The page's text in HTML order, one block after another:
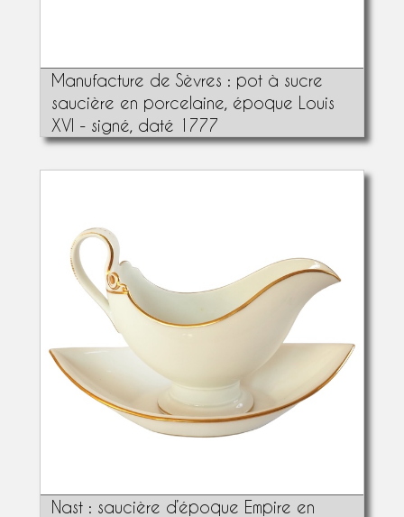
Manufacture de Sèvres : pot à sucre
saucière en porcelaine, époque Louis
XVI - signé, daté 1777
Nast : saucière d’époque Empire en